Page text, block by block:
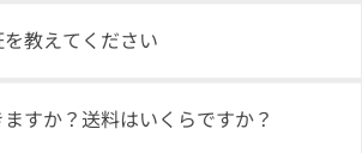
教えてください
すか？送料はいくらですか？